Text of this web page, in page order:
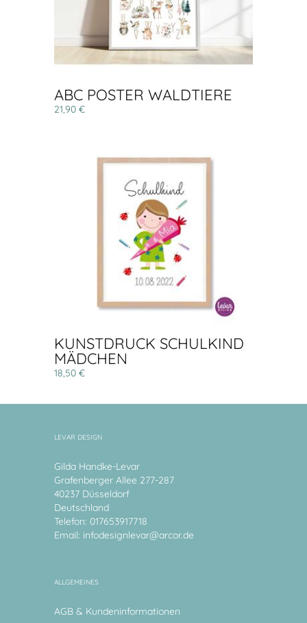
ABC POSTER WALDTIERE
21,90 €
KUNSTDRUCK SCHULKIND
MÄDCHEN
18,50 €
LEVAR DESIGN
Gilda Handke-Levar
Grafenberger Allee 277-287
40237 Düsseldorf
Deutschland
Telefon: 017653917718
Email: infodesignlevar@arcor.de
ALLGEMEINES
AGB & Kundeninformationen